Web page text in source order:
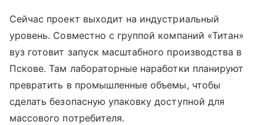
Сейчас проект выходит на индустриальный
уровень. Совместно с группой компаний «Титан»
вуз готовит запуск масштабного производства в
Пскове. Там лабораторные наработки планируют
превратить в промышленные объемы, чтобы
сделать безопасную упаковку доступной для
массового потребителя.